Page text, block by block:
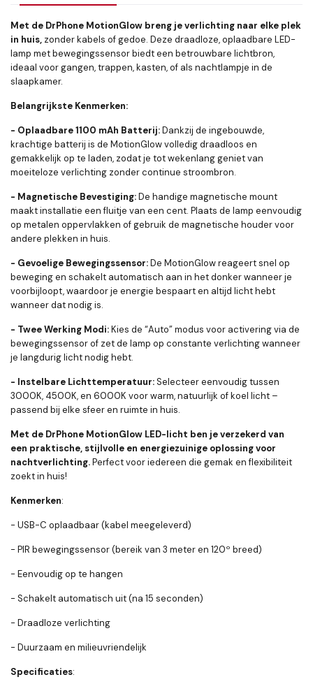
Met de DrPhone MotionGlow breng je verlichting naar elke plek
in huis, zonder kabels of gedoe. Deze draadloze, oplaadbare LED-
lamp met bewegingssensor biedt een betrouwbare lichtbron,
ideaal voor gangen, trappen, kasten, of als nachtlampje in de
slaapkamer.
Belangrijkste Kenmerken:
- Oplaadbare 1100 mAh Batterij:Dankzij de ingebouwde,
krachtige batterij is de MotionGlow volledig draadloos en
gemakkelijk op te laden, zodat je tot wekenlang geniet van
moeiteloze verlichting zonder continue stroombron.
- Magnetische Bevestiging:De handige magnetische mount
maakt installatie een fluitje van een cent. Plaats de lamp eenvoudig
op metalen oppervlakken of gebruik de magnetische houder voor
andere plekken in huis.
- Gevoelige Bewegingssensor:De MotionGlow reageert snel op
beweging en schakelt automatisch aan in het donker wanneer je
voorbijloopt, waardoor je energie bespaart en altijd licht hebt
wanneer dat nodig is.
- Twee Werking Modi:Kies de “Auto” modus voor activering via de
bewegingssensor of zet de lamp op constante verlichting wanneer
je langdurig licht nodig hebt.
- Instelbare Lichttemperatuur:Selecteer eenvoudig tussen
3000K, 4500K, en 6000K voor warm, natuurlijk of koel licht –
passend bij elke sfeer en ruimte in huis.
Met de DrPhone MotionGlow LED-licht ben je verzekerd van
een praktische, stijlvolle en energiezuinige oplossing voor
nachtverlichting.Perfect voor iedereen die gemak en flexibiliteit
zoekt in huis!
Kenmerken:
- USB-C oplaadbaar (kabel meegeleverd)
- PIR bewegingssensor (bereik van 3 meter en 120º breed)
- Eenvoudig op te hangen
- Schakelt automatisch uit (na 15 seconden)
- Draadloze verlichting
- Duurzaam en milieuvriendelijk
Specificaties: